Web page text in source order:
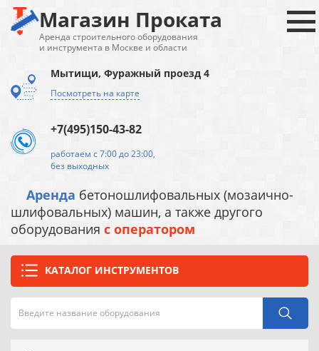
Магазин Проката
Аренда строительного оборудования
и инструмента в Москве и области
Мытищи, Фуражный проезд 4
Посмотреть на карте
+7(495)150-43-82
работаем с 7:00 до 23:00,
без выходных
Аренда бетоношлифовальных (мозаично-
шлифовальных) машин, а также другого
оборудования с оператором
КАТАЛОГ ИНСТРУМЕНТОВ